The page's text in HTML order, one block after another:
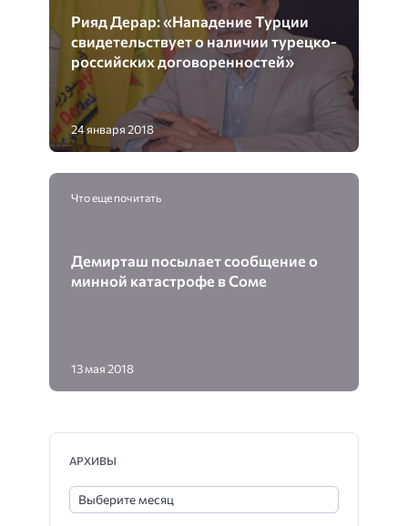
Рияд Дерар: «Нападение Турции
свидетельствует о наличии турецко-
российских договоренностей»
24 января 2018
Что еще почитать
Демирташ посылает сообщение о
минной катастрофе в Соме
13 мая 2018
АРХИВЫ